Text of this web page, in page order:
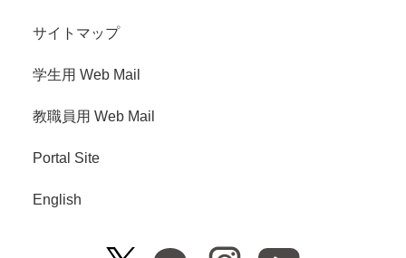
サイトマップ
学生用 Web Mail
教職員用 Web Mail
Portal Site
English